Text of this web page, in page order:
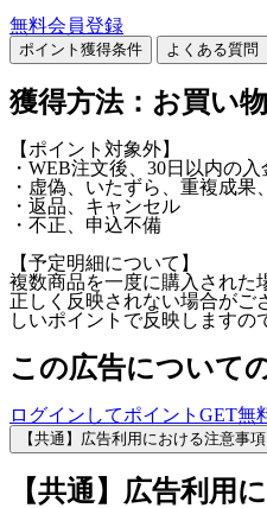
無料会員登録
ポイント獲得条件 よくある質問
獲得方法：お買い物
【ポイント対象外】
・WEB注文後、30日以内の
・虚偽、いたずら、重複成果
・返品、キャンセル
・不正、申込不備
【予定明細について】
複数商品を一度に購入された
正しく反映されない場合がご
しいポイントで反映しますの
この広告について
ログインしてポイントGET無
【共通】広告利用における注意事項
【共通】広告利用